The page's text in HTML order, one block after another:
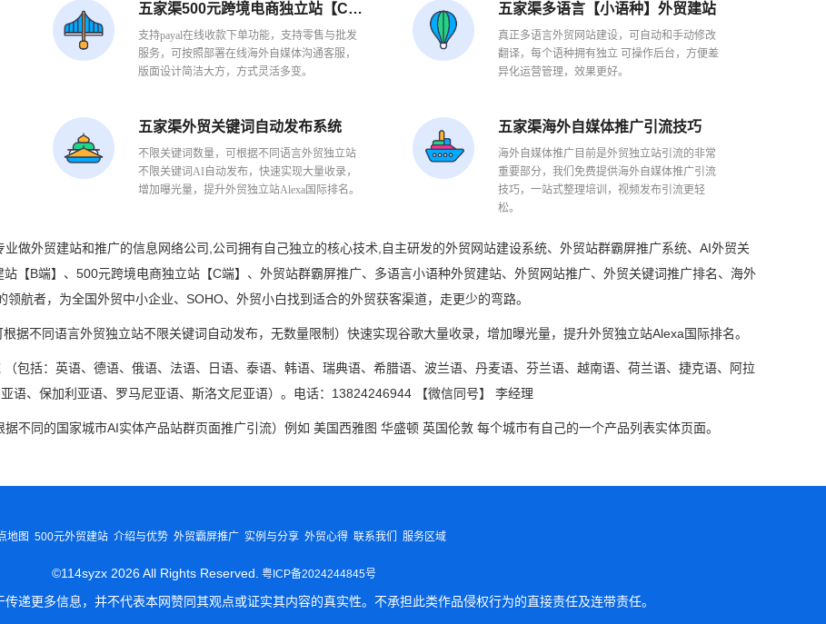
1 2 3
五家渠500元跨境电商独立站【C端】
支持payal在线收款下单功能，支持零售与批发
服务，可按照部署在线海外自媒体沟通客服，
版面设计简洁大方，方式灵活多变。
五家渠多语言【小语种】外贸建站
真正多语言外贸网站建设，可自动和手动修改
翻译，每个语种拥有独立 可操作后台，方便差
异化运营管理，效果更好。
五家渠外贸关键词自动发布系统
不限关键词数量，可根据不同语言外贸独立站
不限关键词AI自动发布，快速实现大量收录，
增加曝光量，提升外贸独立站Alexa国际排名。
五家渠海外自媒体推广引流技巧
海外自媒体推广目前是外贸独立站引流的非常
重要部分，我们免费提供海外自媒体推广引流
技巧，一站式整理培训，视频发布引流更轻
松。
做外贸建站和推广的信息网络公司,公司拥有自己独立的核心技术,自主研发的外贸网站建设系统、外贸站群霸屏推广系统、AI外贸关
【B端】、500元跨境电商独立站【C端】、外贸站群霸屏推广、多语言小语种外贸建站、外贸网站推广、外贸关键词推广排名、海外
航者，为全国外贸中小企业、SOHO、外贸小白找到适合的外贸获客渠道，走更少的弯路。
据不同语言外贸独立站不限关键词自动发布，无数量限制）快速实现谷歌大量收录，增加曝光量，提升外贸独立站Alexa国际排名。
包括：英语、德语、俄语、法语、日语、泰语、韩语、瑞典语、希腊语、波兰语、丹麦语、芬兰语、越南语、荷兰语、捷克语、阿拉
语、保加利亚语、罗马尼亚语、斯洛文尼亚语）。电话：13824246944 【微信同号】 李经理
不同的国家城市AI实体产品站群页面推广引流）例如 美国西雅图 华盛顿 英国伦敦 每个城市有自己的一个产品列表实体页面。
地图 500元外贸建站 介绍与优势 外贸霸屏推广 实例与分享 外贸心得 联系我们 服务区域
©114syzx 2026 All Rights Reserved. 粤ICP备2024244845号
递更多信息，并不代表本网赞同其观点或证实其内容的真实性。不承担此类作品侵权行为的直接责任及连带责任。